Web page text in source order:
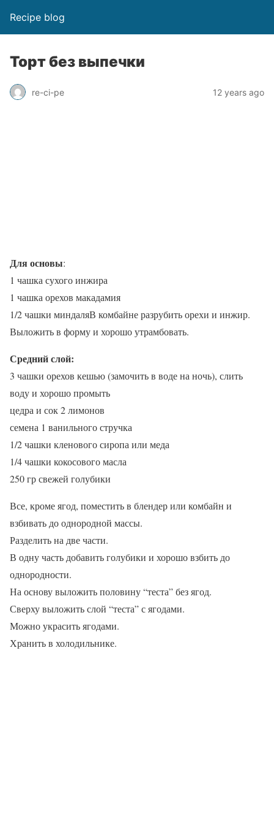
Recipe blog
Торт без выпечки
re-ci-pe 12 years ago
Для основы:
1 чашка сухого инжира
1 чашка орехов макадамия
1/2 чашки миндаляВ комбайне разрубить орехи и инжир.
Выложить в форму и хорошо утрамбовать.
Средний слой:
3 чашки орехов кешью (замочить в воде на ночь), слить
воду и хорошо промыть
цедра и сок 2 лимонов
семена 1 ванильного стручка
1/2 чашки кленового сиропа или меда
1/4 чашки кокосового масла
250 гр свежей голубики
Все, кроме ягод, поместить в блендер или комбайн и
взбивать до однородной массы.
Разделить на две части.
В одну часть добавить голубики и хорошо взбить до
однородности.
На основу выложить половину “теста” без ягод.
Сверху выложить слой “теста” с ягодами.
Можно украсить ягодами.
Хранить в холодильнике.